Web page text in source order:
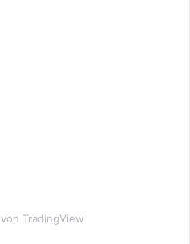
von TradingView